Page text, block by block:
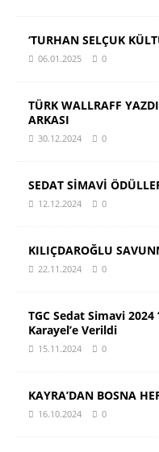
‘TURHAN SELÇUK
06.01.2025 0
TÜRK WALLRAFF
ARKASI
30.12.2024 0
SEDAT SİMAVİ
12.12.2024 0
KILIÇDAROĞLU
22.11.2024 0
TGC Sedat Simavi
Karayel’e Verildi
15.11.2024 0
KAYRA’DAN BOSNA
16.10.2024 0